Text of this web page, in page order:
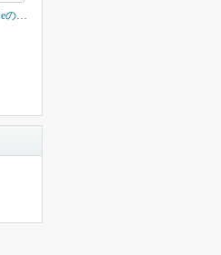
BuLaGeの汐颜